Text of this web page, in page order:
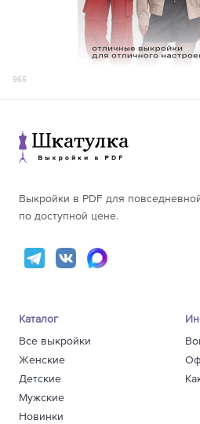
965
Выкройки в PDF для
по доступной цене.
Каталог
Все выкройки
Женские
Детские
Мужские
Новинки